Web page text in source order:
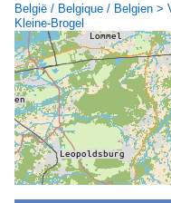
België / Belgique / Belgien >
Kleine-Brogel